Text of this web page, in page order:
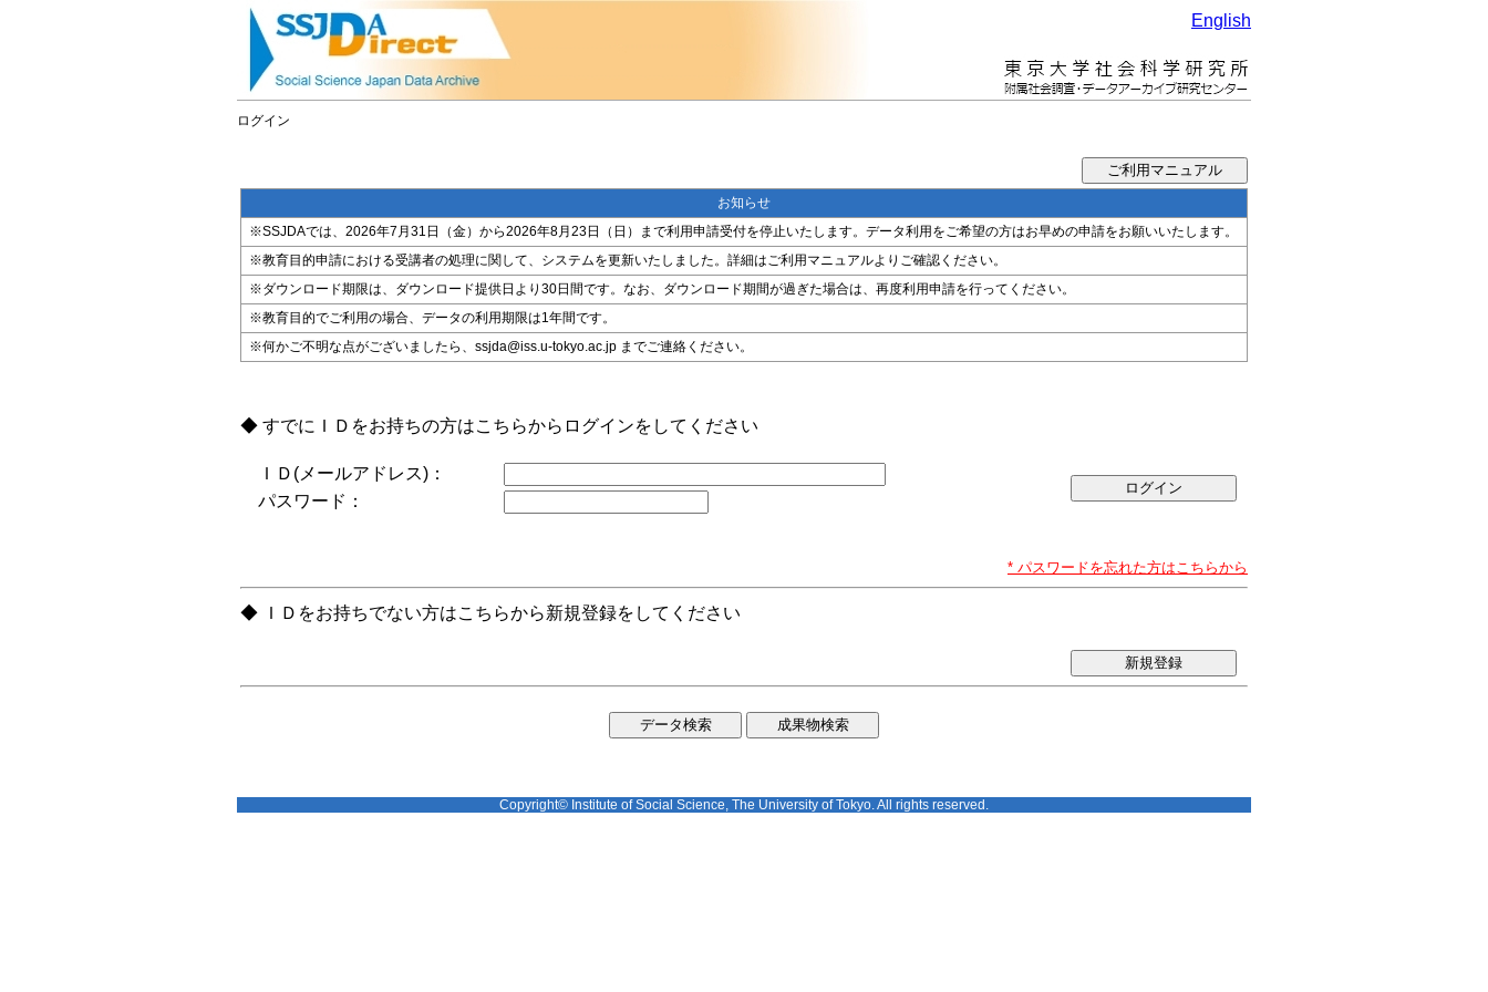
English
ログイン
お知らせ
※SSJDAでは、2026年7月31日（金）から2026年8月23日（日）まで利用申請受付を停止いたします。データ利用をご希望の方はお早めの申請をお願いいたします。
※教育目的申請における受講者の処理に関して、システムを更新いたしました。詳細はご利用マニュアルよりご確認ください。
※ダウンロード期限は、ダウンロード提供日より30日間です。なお、ダウンロード期間が過ぎた場合は、再度利用申請を行ってください。
※教育目的でご利用の場合、データの利用期限は1年間です。
※何かご不明な点がございましたら、ssjda@iss.u-tokyo.ac.jp までご連絡ください。
◆ すでにＩＤをお持ちの方はこちらからログインをしてください
ＩＤ(メールアドレス)：
パスワード：
* パスワードを忘れた方はこちらから
◆ ＩＤをお持ちでない方はこちらから新規登録をしてください
新規登録
Copyright© Institute of Social Science, The University of Tokyo. All rights reserved.